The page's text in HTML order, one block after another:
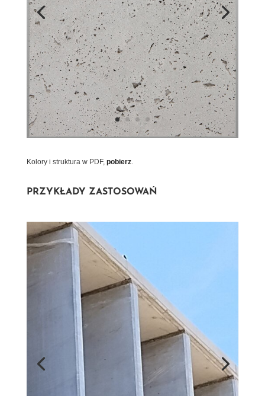
Kolory i struktura w PDF, pobierz.
PRZYKŁADY ZASTOSOWAŃ